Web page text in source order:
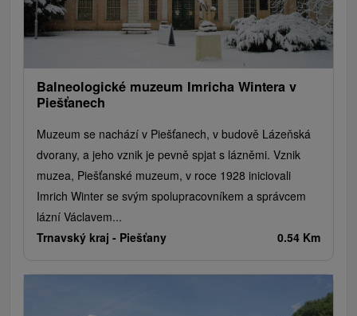
Golfové ihriská
Motokárové dráhy
Amfiteátre a kiná v prírode
Vínne cesty
Cyklotrasy
Balneologické muzeum Imricha Wintera v
Piešťanech
Muzeum se nachází v Piešťanech, v budově Lázeňská
dvorany, a jeho vznik je pevně spjat s lázněmi. Vznik
muzea, Piešťanské muzeum, v roce 1928 iniciovali
Imrich Winter se svým spolupracovníkem a správcem
lázní Václavem...
Trnavský kraj - Piešťany 0.54 Km